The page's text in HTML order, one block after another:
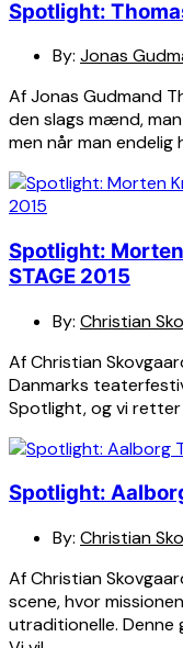
Spotlight:
By: Jonas
Af Jonas Gudmand
den slags mænd,
men når man endelig
Spotlight:
STAGE 2015
By: Christian
Af Christian
Danmarks
Spotlight, og vi retter
Spotlight:
By: Christian
Af Christian
scene, hvor
utraditionelle. Denne